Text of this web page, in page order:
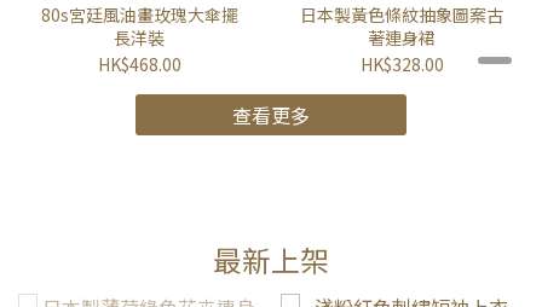
80s宮廷風油畫玫瑰大傘擺
長洋裝
HK$468.00
日本製黃色條紋抽象圖案古
著連身裙
HK$328.00
查看更多
最新上架